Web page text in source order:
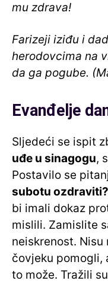
mu zdrava!
Farizeji iziđu i
herodovcima na
da ga pogube.
Evanđelje
Sljedeći se ispit
uđe u sinagogu,
Postavilo se
subotu ozdraviti?
bi imali dokaz
mislili. Zamislite
neiskrenost.
čovjeku pomogli,
to može. Tražili